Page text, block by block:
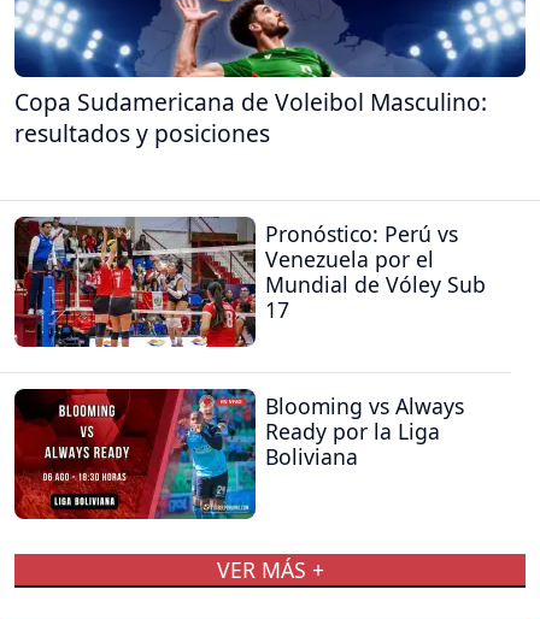
Copa Sudamericana de Voleibol Masculino:
resultados y posiciones
Pronóstico: Perú vs
Venezuela por el
Mundial de Vóley Sub
17
Blooming vs Always
Ready por la Liga
Boliviana
VER MÁS +